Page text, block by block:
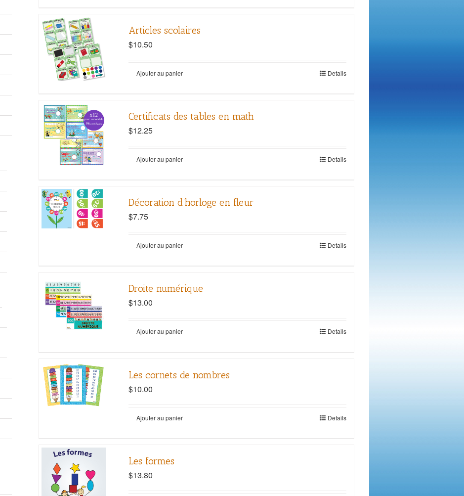
Articles scolaires
$10.50
Ajouter au panier Details
Certificats des tables en math
$12.25
Ajouter au panier Details
Décoration d’horloge en fleur
$7.75
Ajouter au panier Details
Droite numérique
$13.00
Ajouter au panier Details
Les cornets de nombres
$10.00
Ajouter au panier Details
Les formes
$13.80